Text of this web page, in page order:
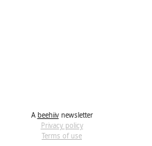
A beehiivnewsletter
Privacy policy
Terms of use